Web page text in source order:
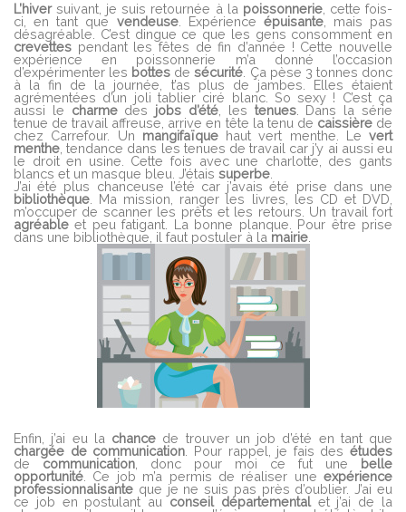
L’hiversuivant, je suis retournée à la poissonnerie, cette fois-
ci, en tant que vendeuse. Expérience épuisante, mais pas
désagréable. C’est dingue ce que les gens consomment en
crevettes pendant les fêtes de fin d’année ! Cette nouvelle
expérience en poissonnerie m’a donné l’occasion
d’expérimenter les bottes desécurité . Ça pèse 3 tonnes donc
à la fin de la journée, t’as plus de jambes. Elles étaient
agrémentées d’un joli tablier ciré blanc. So sexy ! C’est ça
aussi le charmedes jobs d’été , les tenues. Dans la série
tenue de travail affreuse, arrive en tête la tenu de caissièrede
chez Carrefour. Un mangifaïquehaut vert menthe. Le vert
menthe , tendance dans les tenues de travail car j’y ai aussi eu
le droit en usine. Cette fois avec une charlotte, des gants
blancs et un masque bleu. J’étais superbe
J’ai été plus chanceuse l’été car j’avais été prise dans une
bibliothèque . Ma mission, ranger les livres, les CD et DVD,
m’occuper de scanner les prêts et les retours. Un travail fort
agréable et peu fatigant. La bonne planque. Pour être prise
dans une bibliothèque, il faut postuler à la mairie
Enfin, j’ai eu la chance de trouver un job d’été en tant que
chargée de communication . Pour rappel, je fais des études
decommunication , donc pour moi ce fut une belle
opportunité . Ce job m’a permis de réaliser une expérience
professionnalisante que je ne suis pas près d’oublier. J’ai eu
ce job en postulant auconseil départemental et j’ai de la